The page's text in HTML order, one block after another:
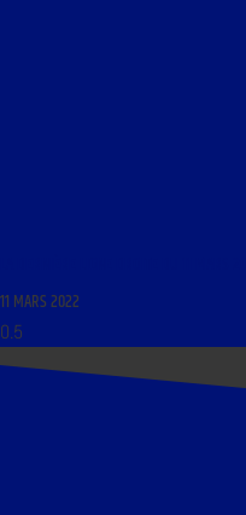
11 MARS 2022